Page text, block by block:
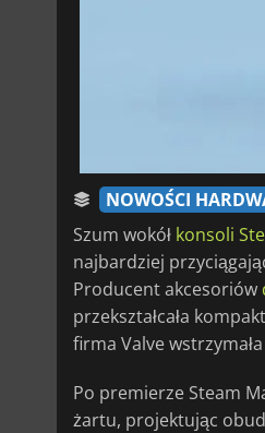
NOWOŚCI
Szum wokół konsoli
najbardziej
Producent akcesoriów
przekształcała
firma Valve
Po premierze Steam
żartu, projektując